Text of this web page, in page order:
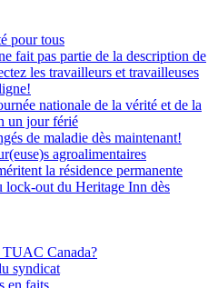
pour tous
fait pas partie de la description de
les travailleurs et travailleuses
nationale de la vérité et de la
un jour férié
de maladie dès maintenant!
agroalimentaires
la résidence permanente
lock-out du Heritage Inn dès
TUAC Canada?
syndicat